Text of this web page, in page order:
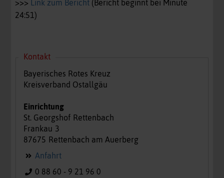
>>> Link zum Bericht (Bericht beginnt bei Minute
24:51)
Kontakt
Bayerisches Rotes Kreuz
Kreisverband Ostallgäu
Einrichtung
St. Georgshof Rettenbach
Frankau 3
87675 Rettenbach am Auerberg
Anfahrt
0 88 60 - 9 21 96 0